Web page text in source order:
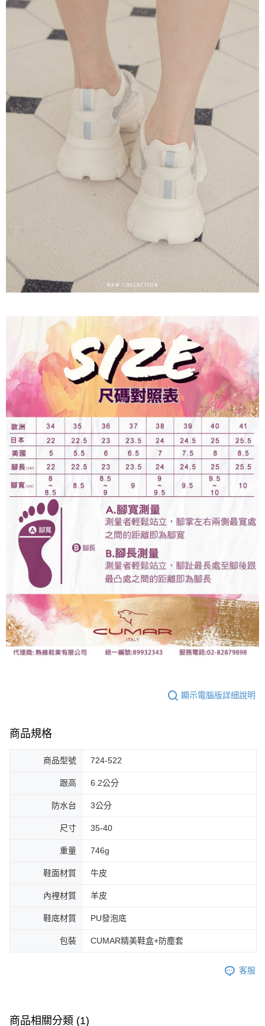
顯示電腦版詳細說明
商品規格
商品型號 724-522
跟高 6.2公分
防水台 3公分
尺寸 35-40
重量 746g
鞋面材質 牛皮
內裡材質 羊皮
鞋底材質 PU發泡底
包裝 CUMAR精美鞋盒+防塵套
客服
商品相關分類 (1)